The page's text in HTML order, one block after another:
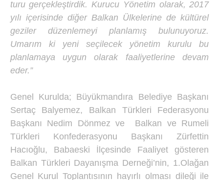
turu gerçekleştirdik. Kurucu Yönetim olarak, 2017
yılı içerisinde diğer Balkan Ülkelerine de kültürel
geziler düzenlemeyi planlamış bulunuyoruz.
Umarım ki yeni seçilecek yönetim kurulu bu
planlamaya uygun olarak faaliyetlerine devam
eder.”
Genel Kurulda; Büyükmandıra Belediye Başkanı
Sertaç Balyemez, Balkan Türkleri Federasyonu
Başkanı Nedim Dönmez ve Balkan ve Rumeli
Türkleri Konfederasyonu Başkanı Zürfettin
Hacıoğlu, Babaeski İlçesinde Faaliyet gösteren
Balkan Türkleri Dayanışma Derneği’nin, 1.Olağan
Genel Kurul Toplantısının hayırlı olması dileği ile